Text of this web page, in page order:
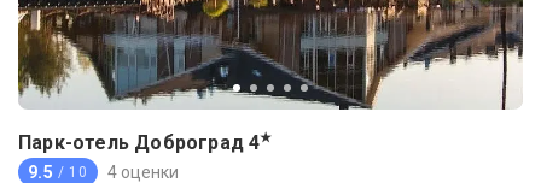
Парк-отель Доброград 4★
9.5 / 10 4 оценки